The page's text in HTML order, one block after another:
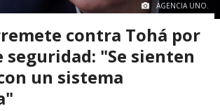
AGENCIA UNO.
contra Tohá por
seguridad: "Se sienten
un sistema